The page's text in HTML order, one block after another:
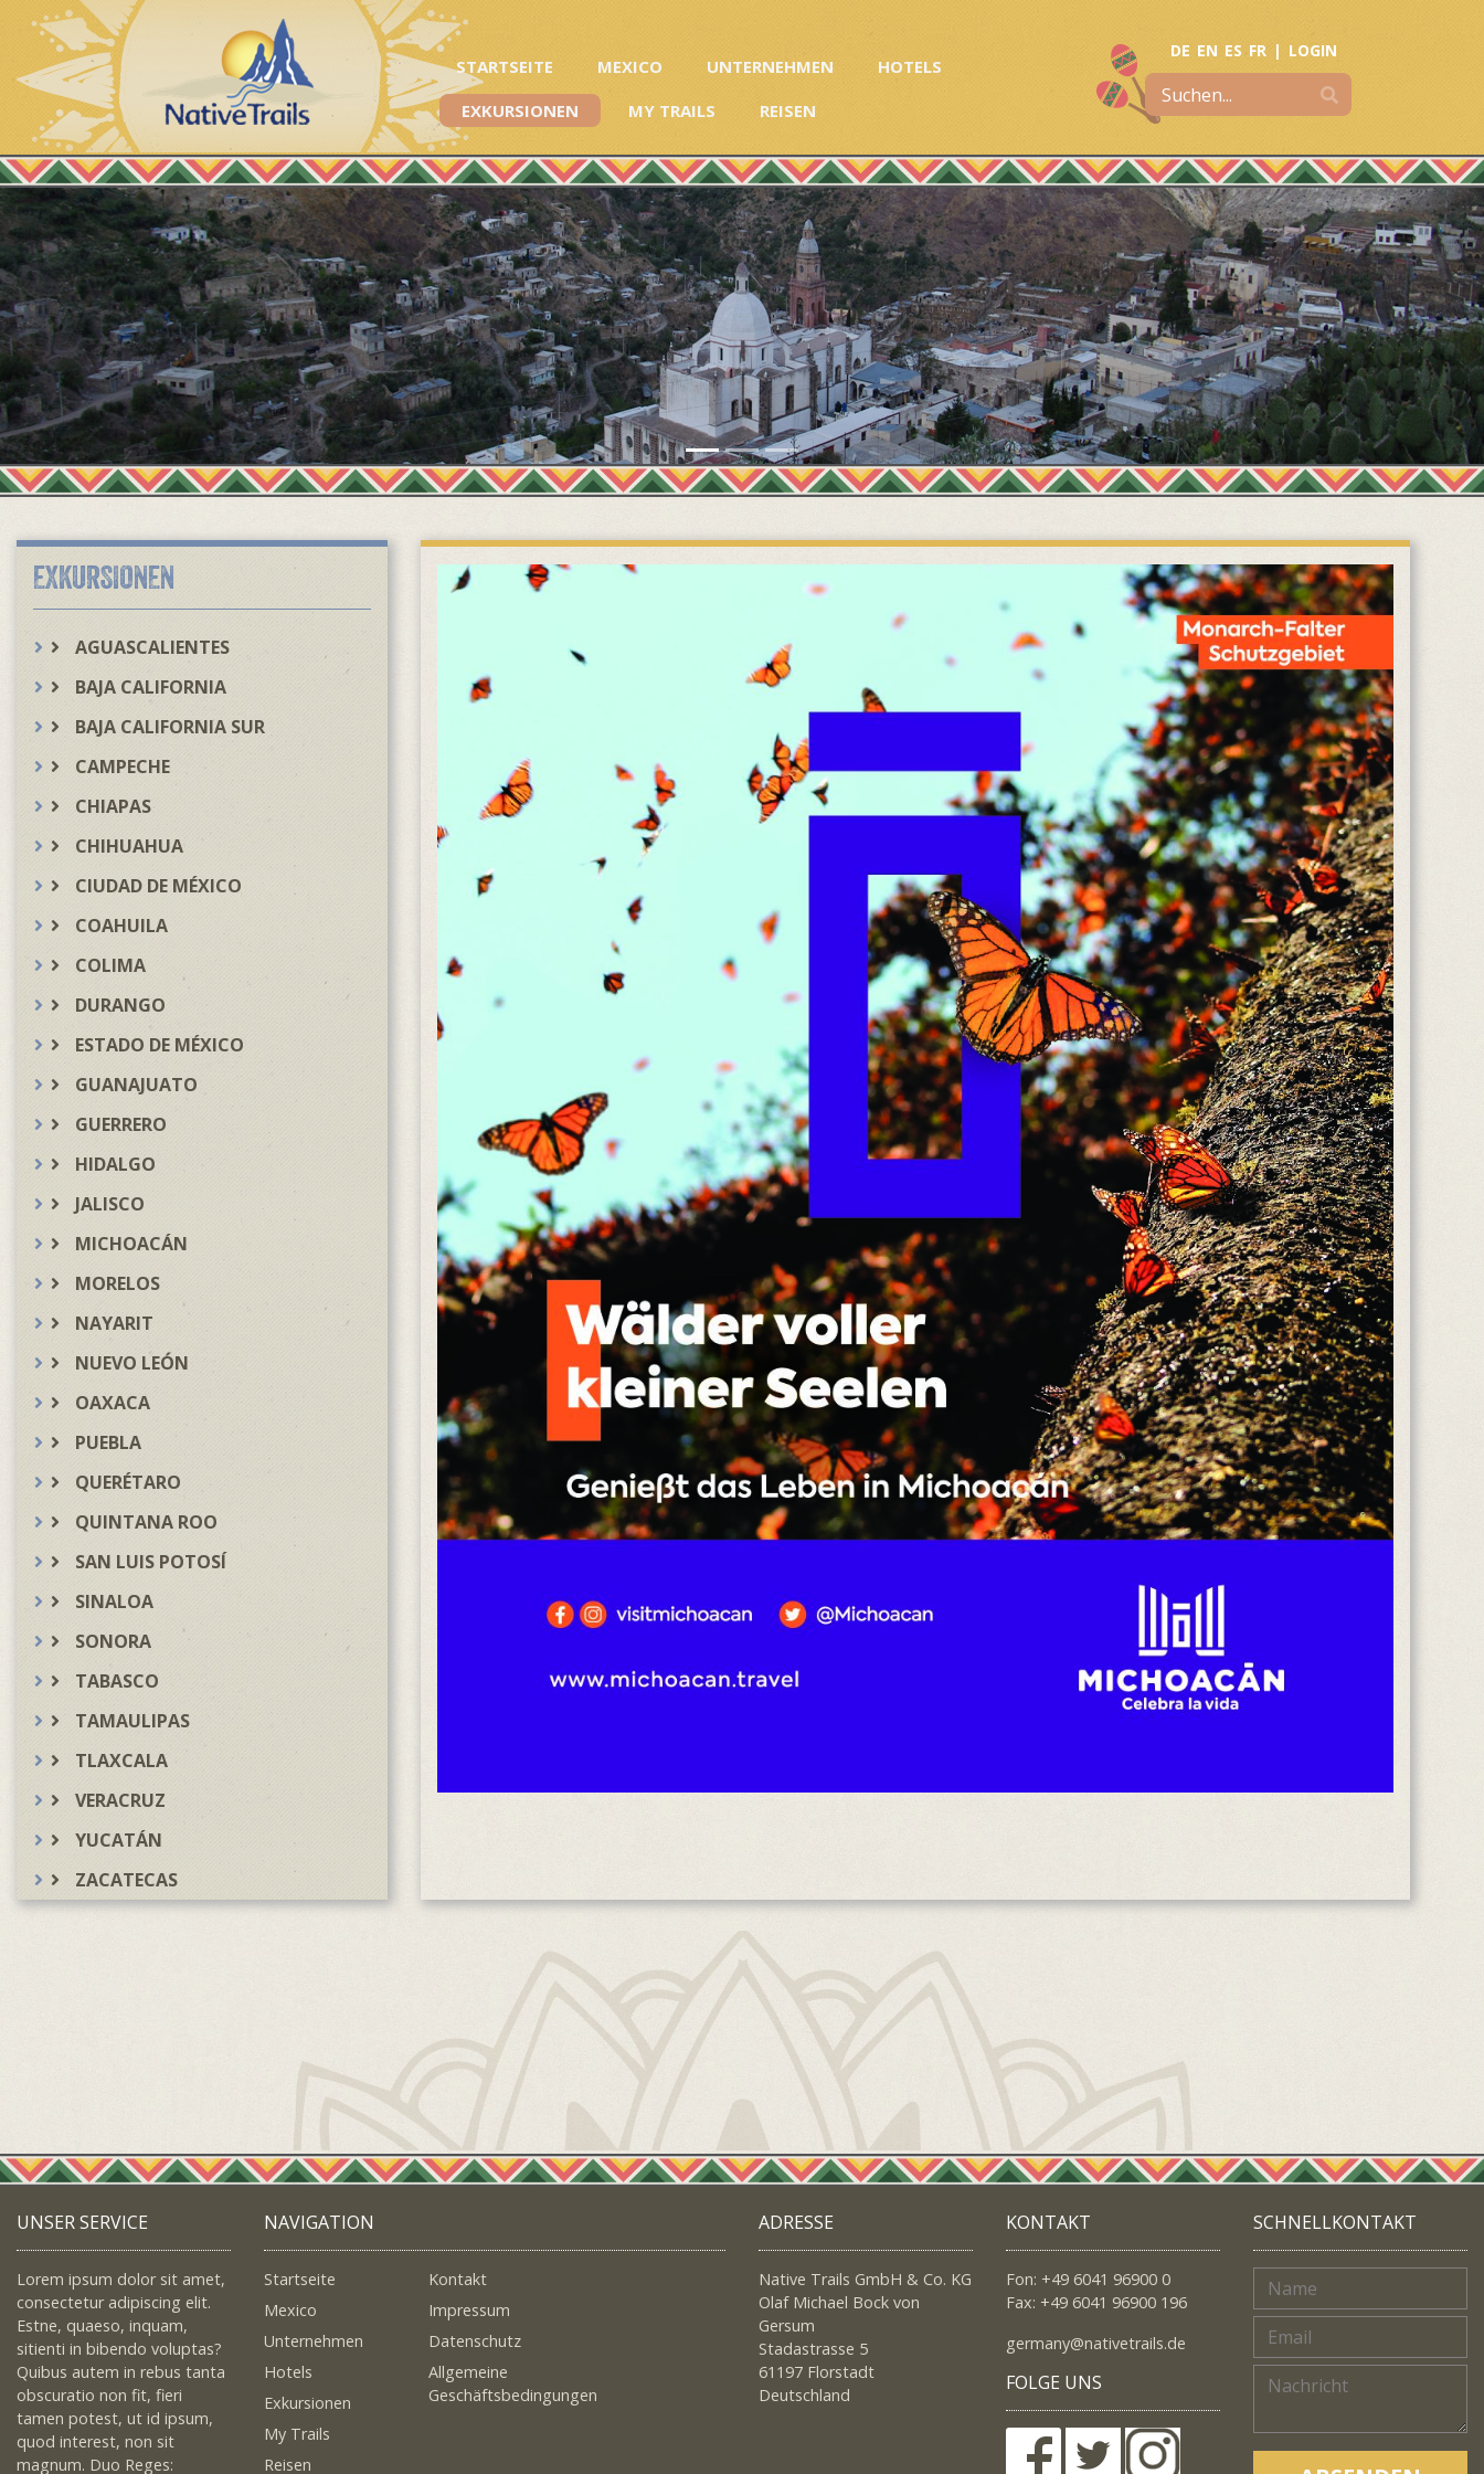
STARTSEITE MEXICO UNTERNEHMEN
HOTELS
EXKURSIONEN
MY TRAILS REISEN
DE EN ES FR | LOGIN
EXKURSIONEN
AGUASCALIENTES
BAJA CALIFORNIA
BAJA CALIFORNIA SUR
CAMPECHE
CHIAPAS
CHIHUAHUA
CIUDAD DE MÉXICO
COAHUILA
COLIMA
DURANGO
ESTADO DE MÉXICO
GUANAJUATO
GUERRERO
HIDALGO
JALISCO
MICHOACÁN
MORELOS
NAYARIT
NUEVO LEÓN
OAXACA
PUEBLA
QUERÉTARO
QUINTANA ROO
SAN LUIS POTOSÍ
SINALOA
SONORA
TABASCO
TAMAULIPAS
TLAXCALA
VERACRUZ
YUCATÁN
ZACATECAS
UNSER SERVICE
Lorem ipsum dolor sit amet,
consectetur adipiscing elit.
Estne, quaeso, inquam,
sitienti in bibendo voluptas?
Quibus autem in rebus tanta
obscuratio non fit, fieri
tamen potest, ut id ipsum,
quod interest, non sit
magnum. Duo Reges:
NAVIGATION
Startseite
Mexico
Unternehmen
Hotels
Exkursionen
My Trails
Reisen
Kontakt
Impressum
Datenschutz
Allgemeine
Geschäftsbedingungen
ADRESSE
Native Trails GmbH & Co. KG
Olaf Michael Bock von
Gersum
Stadastrasse 5
61197 Florstadt
Deutschland
KONTAKT
Fon: +49 6041 96900 0
Fax: +49 6041 96900 196
germany@nativetrails.de
FOLGE UNS
SCHNELLKONTAKT